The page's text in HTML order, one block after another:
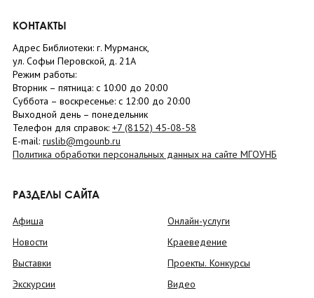
КОНТАКТЫ
Адрес Библиотеки: г. Мурманск,
ул. Софьи Перовской, д. 21А
Режим работы:
Вторник – пятница: с 10:00 до 20:00
Суббота – воскресенье: c 12:00 до 20:00
Выходной день – понедельник
Телефон для справок: +7 (8152) 45-08-58
E-mail: ruslib@mgounb.ru
Политика обработки персональных данных на сайте МГОУНБ
РАЗДЕЛЫ САЙТА
Афиша
Новости
Выставки
Экскурсии
Онлайн-услуги
Краеведение
Проекты. Конкурсы
Видео